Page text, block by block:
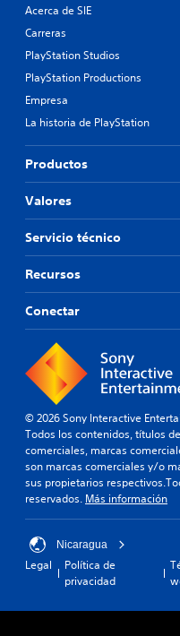
Acerca de SIE
Carreras
PlayStation Studios
PlayStation Productions
Empresa
La historia de PlayStation
Productos
Valores
Servicio técnico
Recursos
Conectar
© 2026 Sony Interactive
Todos los contenidos, títulos
comerciales, marcas
son marcas comerciales y/o
sus propietarios
reservados. Más información
Nicaragua
Legal
Política de
privacidad